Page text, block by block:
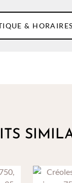
& HORAIRES